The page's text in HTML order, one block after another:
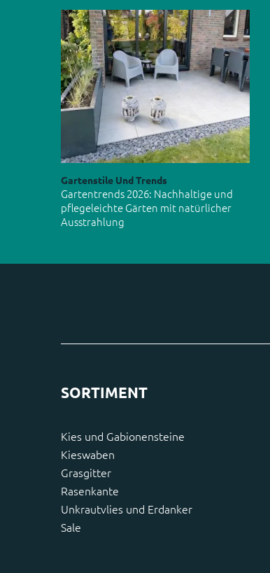
Gartenstile Und Trends
Gartentrends 2026: Nachhaltige und
pflegeleichte Gärten mit natürlicher
Ausstrahlung
SORTIMENT
Kies und Gabionensteine
Kieswaben
Grasgitter
Rasenkante
Unkrautvlies und Erdanker
Sale